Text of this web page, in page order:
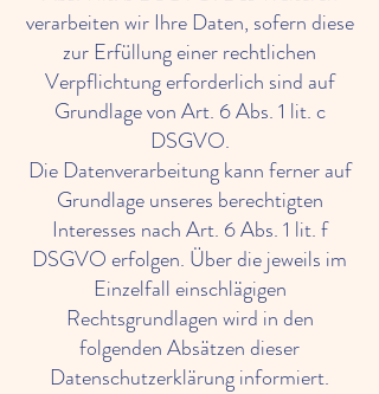
verarbeiten wir Ihre Daten, sofern diese
zur Erfüllung einer rechtlichen
Verpflichtung erforderlich sind auf
Grundlage von Art. 6 Abs. 1 lit. c
DSGVO.
Die Datenverarbeitung kann ferner auf
Grundlage unseres berechtigten
Interesses nach Art. 6 Abs. 1 lit. f
DSGVO erfolgen. Über die jeweils im
Einzelfall einschlägigen
Rechtsgrundlagen wird in den
folgenden Absätzen dieser
Datenschutzerklärung informiert.